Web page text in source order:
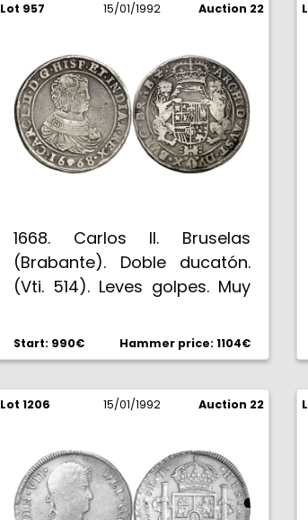
Lot 957 15/01/1992 Auction 22
1668. Carlos II. Bruselas
(Brabante). Doble ducatón.
(Vti. 514). Leves golpes. Muy
Start: 990€ Hammer price: 1104€
Lot 1206 15/01/1992 Auction 22